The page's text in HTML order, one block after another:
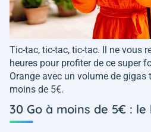
Tic-tac, tic-tac, tic-tac. Il ne vous
heures pour profiter de ce super
Orange avec un volume de
moins de 5€.
30 Go à moins de 5€ :